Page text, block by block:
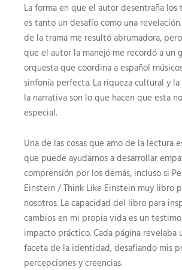
La forma en que el autor desentraña los
es tanto un desafío como una
de la trama me resultó abrumadora,
que el autor la manejó me recordó a un
orquesta que coordina a español
sinfonía perfecta. La riqueza cultural y
la narrativa son lo que hacen que esta
especial.
Una de las cosas que amo de la lectura
que puede ayudarnos a desarrollar
comprensión por los demás, incluso si
Einstein / Think Like Einstein muy libro
nosotros. La capacidad del libro para
cambios en mi propia vida es un
impacto práctico. Cada página revelaba
faceta de la identidad, desafiando mis
percepciones y creencias.